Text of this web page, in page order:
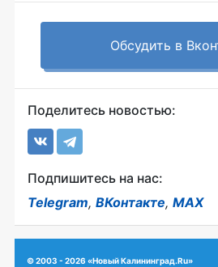
Обсудить в
Поделитесь новостью:
Подпишитесь на нас:
Telegram, ВКонтакте, MAX
© 2003 - 2026 «Новый Калининград.Ru»